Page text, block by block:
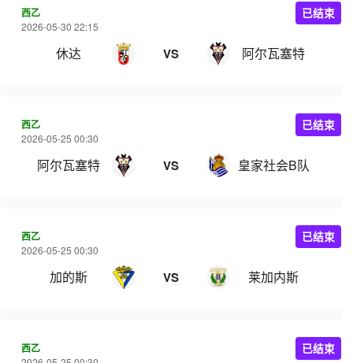
西乙
2026-05-30 22:15
休达 VS 阿尔瓦塞特
已结束
西乙
2026-05-25 00:30
阿尔瓦塞特 VS 皇家社会B队
已结束
西乙
2026-05-25 00:30
加的斯 VS 莱加内斯
已结束
西乙 已结束